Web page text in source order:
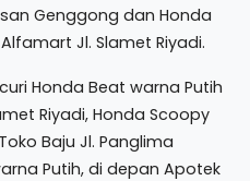
Genggong dan Honda
Jl. Slamet Riyadi.
Honda Beat warna Putih
Riyadi, Honda Scoopy
Baju Jl. Panglima
Putih, di depan Apotek